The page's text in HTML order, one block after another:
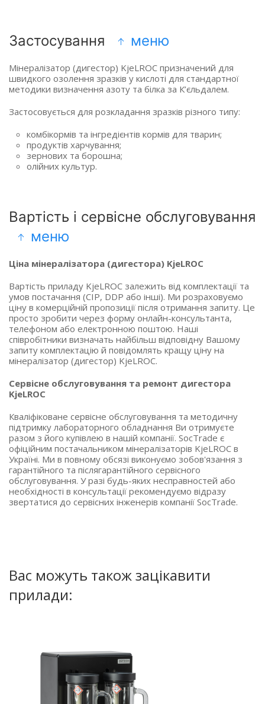
Застосування меню
Мінералізатор (дигестор) KjeLROC призначений для
швидкого озолення зразків у кислоті для стандартної
методики визначення азоту та білка за К’єльдалем.
Застосовується для розкладання зразків різного типу:
комбікормів та інгредієнтів кормів для тварин;
продуктів харчування;
зернових та борошна;
олійних культур.
Вартість і сервісне обслуговування
меню
Ціна мінералізатора (дигестора) KjeLROC
Вартість приладу KjeLROC залежить від комплектації та
умов постачання (CIP, DDP або інші). Ми розраховуємо
ціну в комерційній пропозиції після отримання запиту. Це
просто зробити через форму онлайн-консультанта,
телефоном або електронною поштою. Наші
співробітники визначать найбільш відповідну Вашому
запиту комплектацію й повідомлять кращу ціну на
мінералізатор (дигестор) KjeLROC.
Сервісне обслуговування та ремонт дигестора
KjeLROC
Кваліфіковане сервісне обслуговування та методичну
підтримку лабораторного обладнання Ви отримуєте
разом з його купівлею в нашій компанії. SocTrade є
офіційним постачальником мінералізаторів KjeLROC в
Україні. Ми в повному обсязі виконуємо зобов'язання з
гарантійного та післягарантійного сервісного
обслуговування. У разі будь-яких несправностей або
необхідності в консультації рекомендуємо відразу
звертатися до сервісних інженерів компанії SocTrade.
Вас можуть також зацікавити
прилади: